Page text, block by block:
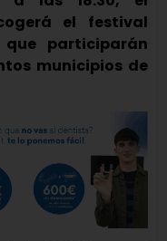
el festival
participarán
municipios de